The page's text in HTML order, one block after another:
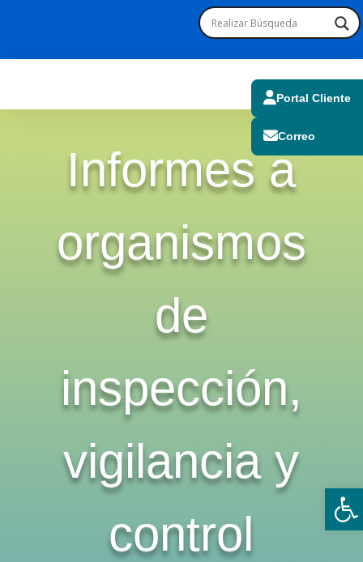
Portal Cliente
Correo
Informes a
organismos
de
inspección,
vigilancia y
control